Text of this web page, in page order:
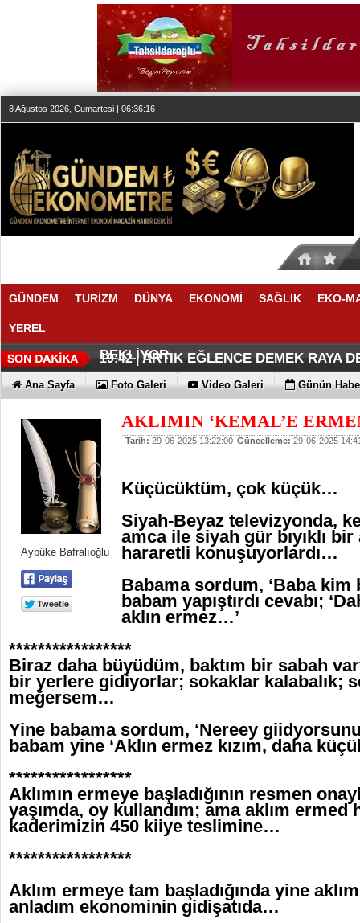
8 Ağustos 2026, Cumartesi | 06:36:17
GÜNDEM TURİZM DÜNYA EKONOMİ SAĞLIK EKO-
YEREL
20:00 |SEKTÖR, İSTİKRARLI BÜYÜME
BEKLİYOR
19:58 |MAKYÖZ CANSU DURKUN'DAN
19:42 |ARTIK EĞLENCE DEMEK RAYA
19:38 |İŞTE OYAK ÇİMENTO FARKI
19:36 |HER YÖNÜYLE MAXİMUM
19:30 |ÜÇÜNCÜ KEZ BULUTLARIN
19:27 |HOMEPORT STRATEJİSİ
SAĞLIYOR
07:09 |İŞTE O 500
Ana Sayfa Foto Galeri Video Galeri Günün
Aybüke Bafralıoğlu
AKLIMIN ‘KEMAL’E
Tarih: 29-06-2025 13:22:00 Güncelleme: 29-06-2025
Küçücüktüm, çok küçük…
Siyah-Beyaz televizyonda,
amca ile siyah gür bıyıklı
hararetli konuşuyorlardı…
Babama sordum, ‘Baba kim
babam yapıştırdı cevabı;
aklın ermez…’
*****************
Biraz daha büyüdüm, baktım bir sabah
bir yerlere gidiyorlar; sokaklar kalabalık;
meğersem…
Yine babama sordum, ‘Nereey
babam yine ‘Aklın ermez kızım, daha
*****************
Aklımın ermeye başladığının resmen
yaşımda, oy kullandım; ama aklım ermed
kaderimizin 450 kiiye teslimine…
*****************
Aklım ermeye tam başladığında yine
anladım ekonominin gidişatıda…